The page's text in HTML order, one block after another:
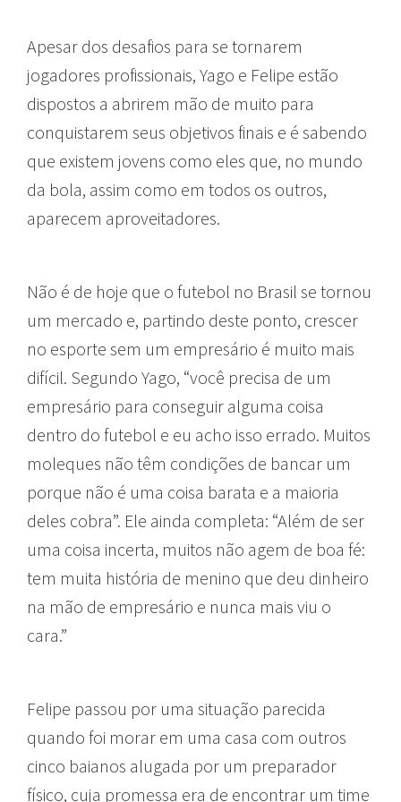
Apesar dos desafios para se tornarem
jogadores profissionais, Yago e Felipe estão
dispostos a abrirem mão de muito para
conquistarem seus objetivos finais e é sabendo
que existem jovens como eles que, no mundo
da bola, assim como em todos os outros,
aparecem aproveitadores.
Não é de hoje que o futebol no Brasil se tornou
um mercado e, partindo deste ponto, crescer
no esporte sem um empresário é muito mais
difícil. Segundo Yago, “você precisa de um
empresário para conseguir alguma coisa
dentro do futebol e eu acho isso errado. Muitos
moleques não têm condições de bancar um
porque não é uma coisa barata e a maioria
deles cobra”. Ele ainda completa: “Além de ser
uma coisa incerta, muitos não agem de boa fé:
tem muita história de menino que deu dinheiro
na mão de empresário e nunca mais viu o
cara.”
Felipe passou por uma situação parecida
quando foi morar em uma casa com outros
cinco baianos alugada por um preparador
físico, cuja promessa era de encontrar um time